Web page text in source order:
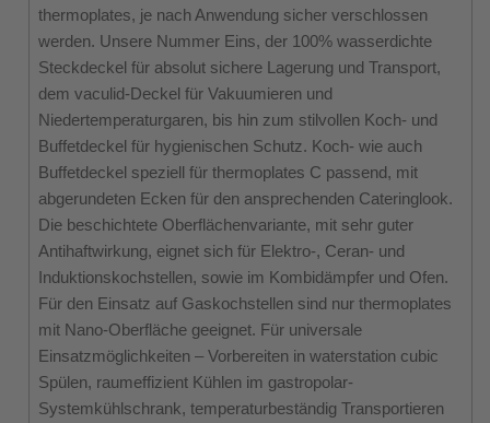
thermoplates, je nach Anwendung sicher verschlossen
werden. Unsere Nummer Eins, der 100% wasserdichte
Steckdeckel für absolut sichere Lagerung und Transport,
dem vaculid-Deckel für Vakuumieren und
Niedertemperaturgaren, bis hin zum stilvollen Koch- und
Buffetdeckel für hygienischen Schutz. Koch- wie auch
Buffetdeckel speziell für thermoplates C passend, mit
abgerundeten Ecken für den ansprechenden Cateringlook.
Die beschichtete Oberflächenvariante, mit sehr guter
Antihaftwirkung, eignet sich für Elektro-, Ceran- und
Induktionskochstellen, sowie im Kombidämpfer und Ofen.
Für den Einsatz auf Gaskochstellen sind nur thermoplates
mit Nano-Oberfläche geeignet. Für universale
Einsatzmöglichkeiten – Vorbereiten in waterstation cubic
Spülen, raumeffizient Kühlen im gastropolar-
Systemkühlschrank, temperaturbeständig Transportieren